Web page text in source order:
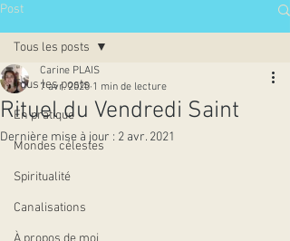
Post
Tous les posts
En pratique
Mondes célestes
Spiritualité
Canalisations
Tous les posts
Rituel du Vendredi Saint
Carine PLAIS
7 avr. 2020 1 min de lecture
Dernière mise à jour : 2 avr. 2021